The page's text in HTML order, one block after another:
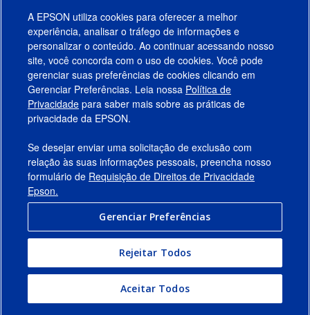
Produtos
Suporte
Links Sugeridos
Empresa
Conecte-se com a Epson
Termos de Uso
A EPSON utiliza cookies para oferecer a melhor
experiência, analisar o tráfego de informações e
personalizar o conteúdo. Ao continuar acessando nosso
site, você concorda com o uso de cookies. Você pode
gerenciar suas preferências de cookies clicando em
Gerenciar Preferências. Leia nossa Política de
Privacidade para saber mais sobre as práticas de
privacidade da EPSON.
Se desejar enviar uma solicitação de exclusão com
relação às suas informações pessoais, preencha nosso
formulário de Requisição de Direitos de Privacidade
Epson.
Gerenciar Preferências
Rejeitar Todos
Aceitar Todos